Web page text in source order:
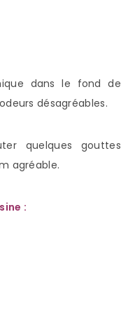
dans le fond de
désagréables.
quelques gouttes
agréable.
: